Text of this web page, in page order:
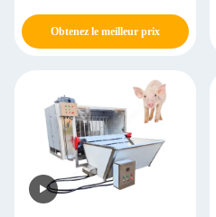
Obtenez le meilleur prix